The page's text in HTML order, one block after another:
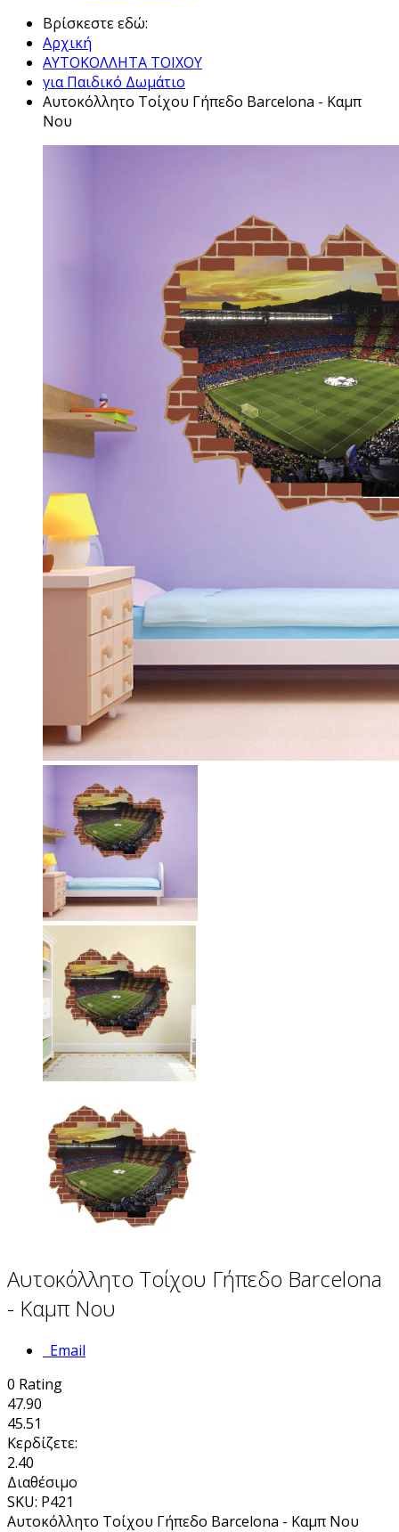
Βρίσκεστε εδώ:
Αρχική
ΑΥΤΟΚΟΛΛΗΤΑ ΤΟΙΧΟΥ
για Παιδικό Δωμάτιο
Αυτοκόλλητο Τοίχου Γήπεδο Barcelona - Καμπ
Νου
Αυτοκόλλητο Τοίχου Γήπεδο Barcelona
- Καμπ Νου
Email
0 Rating
47.90
45.51
Κερδίζετε:
2.40
Διαθέσιμο
SKU: P421
Αυτοκόλλητο Τοίχου Γήπεδο Barcelona - Καμπ Νου